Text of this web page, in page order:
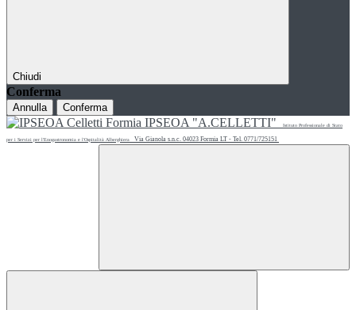
Chiudi
Conferma
Annulla Conferma
IPSEOA "A.CELLETTI" Istituto Professionale di Stato
per i Servizi per l'Enogastronomia e l'Ospitalità Alberghiera Via Gianola s.n.c. 04023 Formia LT - Tel. 0771/725151